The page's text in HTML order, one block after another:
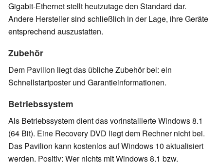
Gigabit-Ethernet stellt heutzutage den Standard dar.
Andere Hersteller sind schließlich in der Lage, ihre Geräte
entsprechend auszustatten.
Zubehör
Dem Pavilion liegt das übliche Zubehör bei: ein
Schnellstartposter und Garantieinformationen.
Betriebssystem
Als Betriebssystem dient das vorinstallierte Windows 8.1
(64 Bit). Eine Recovery DVD liegt dem Rechner nicht bei.
Das Pavilion kann kostenlos auf Windows 10 aktualisiert
werden. Positiv: Wer nichts mit Windows 8.1 bzw.